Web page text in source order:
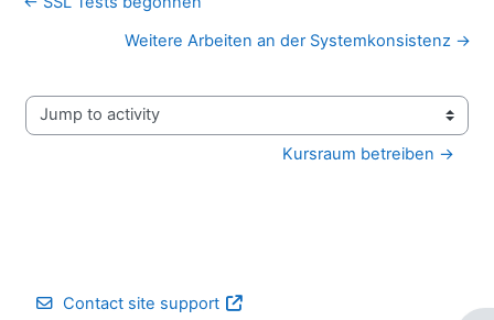
Weitere Arbeiten an der Systemkonsistenz →
Jump to activity
Kursraum betreiben →
Contact site support